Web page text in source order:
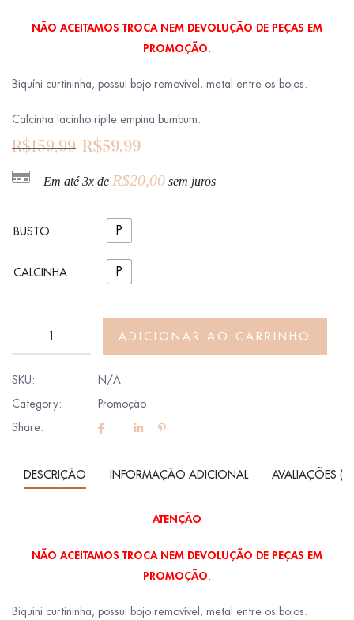
NÃO ACEITAMOS TROCA NEM DEVOLUÇÃO DE PEÇAS EM
PROMOÇÃO.
Biquíni curtininha, possui bojo removível, metal entre os bojos.
Calcinha lacinho riplle empina bumbum.
R$159,99 R$59,99
Em até 3x de R$20,00 sem juros
BUSTO P
CALCINHA P
ADICIONAR AO CARRINHO
SKU:
N/A
Category:
Promoção
Share:
DESCRIÇÃO INFORMAÇÃO ADICIONAL AVALIAÇÕES (0)
ATENÇÃO
NÃO ACEITAMOS TROCA NEM DEVOLUÇÃO DE PEÇAS EM
PROMOÇÃO.
Biquini curtininha, possui bojo removível, metal entre os bojos.